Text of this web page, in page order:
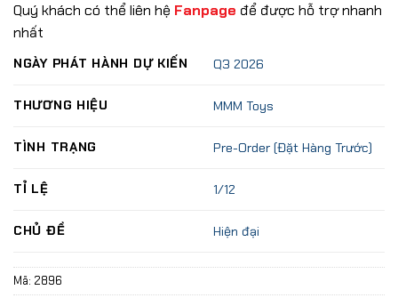
Quý khách có thể liên hệ Fanpage để được hỗ trợ nhanh
nhất
NGÀY PHÁT HÀNH DỰ KIẾN Q3 2026
THƯƠNG HIỆU MMM Toys
TÌNH TRẠNG Pre-Order (Đặt Hàng Trước)
TỈ LỆ 1/12
CHỦ ĐỀ Hiện đại
Mã: 2896